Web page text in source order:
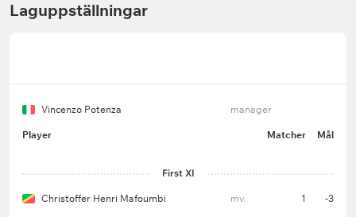
Laguppställningar
Vincenzo Potenza manager
Player Matcher Mål
First XI
Christoffer Henri Mafoumbi mv. 1 -3